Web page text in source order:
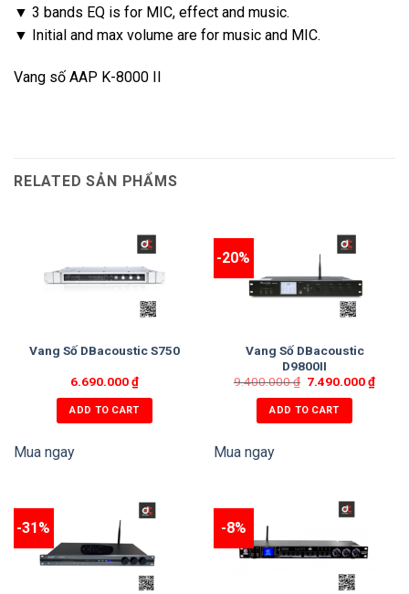
▼ 3 bands EQ is for MIC, effect and music.
▼ Initial and max volume are for music and MIC.
Vang số AAP K-8000 II
RELATED SẢN PHẨMS
Vang Số DBacoustic S750
6.690.000₫
ADD TO CART
Mua ngay
-20%
Vang Số DBacoustic
D9800II
9.400.000₫ 7.490.000₫
ADD TO CART
Mua ngay
-31% -8%